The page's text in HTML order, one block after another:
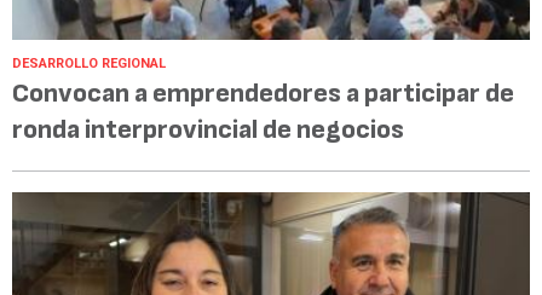
DESARROLLO REGIONAL
Convocan a emprendedores a participar de
ronda interprovincial de negocios